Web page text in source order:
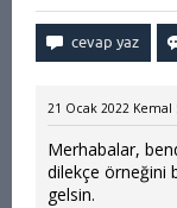
21 Ocak 2022 Kemal
Merhabalar,
dilekçe örneğini
gelsin.